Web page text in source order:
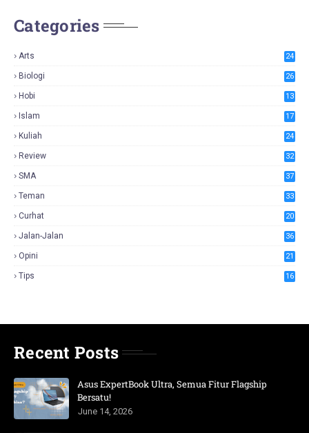
Categories
Arts 24
Biologi 26
Hobi 13
Islam 17
Kuliah 24
Review 32
SMA 37
Teman 33
Curhat 20
Jalan-Jalan 36
Opini 21
Tips 16
Recent Posts
Asus ExpertBook Ultra, Semua Fitur Flagship
Bersatu!
June 14, 2026